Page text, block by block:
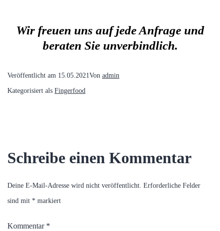
Wir freuen uns auf jede Anfrage und
beraten Sie unverbindlich.
Veröffentlicht am 15.05.2021Von admin
Kategorisiert als Fingerfood
Schreibe einen Kommentar
Deine E-Mail-Adresse wird nicht veröffentlicht. Erforderliche Felder
sind mit * markiert
Kommentar *